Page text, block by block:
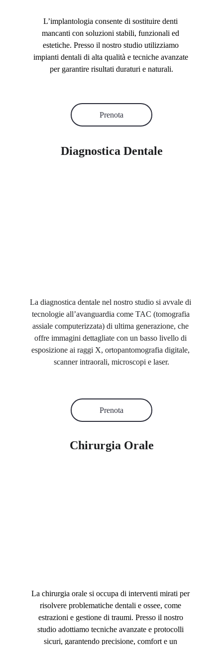
L’implantologia consente di sostituire denti
mancanti con soluzioni stabili, funzionali ed
estetiche. Presso il nostro studio utilizziamo
impianti dentali di alta qualità e tecniche avanzate
per garantire risultati duraturi e naturali.
La chirurgia orale si occupa di interventi mirati per
risolvere problematiche dentali e ossee, come
estrazioni e gestione di traumi. Presso il nostro
studio adottiamo tecniche avanzate e protocolli
sicuri, garantendo precisione, comfort e un
Chirurgia Orale
Prenota
Prenota
Diagnostica Dentale
La diagnostica dentale nel nostro studio si avvale di
tecnologie all’avanguardia come TAC (tomografia
assiale computerizzata) di ultima generazione, che
offre immagini dettagliate con un basso livello di
esposizione ai raggi X, ortopantomografia digitale,
scanner intraorali, microscopi e laser.